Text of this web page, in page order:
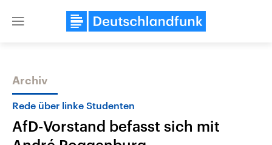
Close
Themen
Archiv
Rede über linke Studenten
AfD-Vorstand befasst sich mit